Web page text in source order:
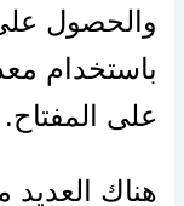
والحصول
باستخدام
على المفتاح.
هناك